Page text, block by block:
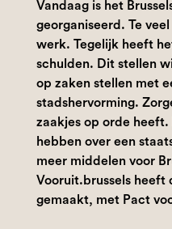
Vandaag is het
georganiseerd. Te
werk. Tegelijk heeft
schulden. Dit stellen
op zaken stellen met
stadshervorming.
zaakjes op orde
hebben over een
meer middelen voor
Vooruit.brussels heeft
gemaakt, met Pact